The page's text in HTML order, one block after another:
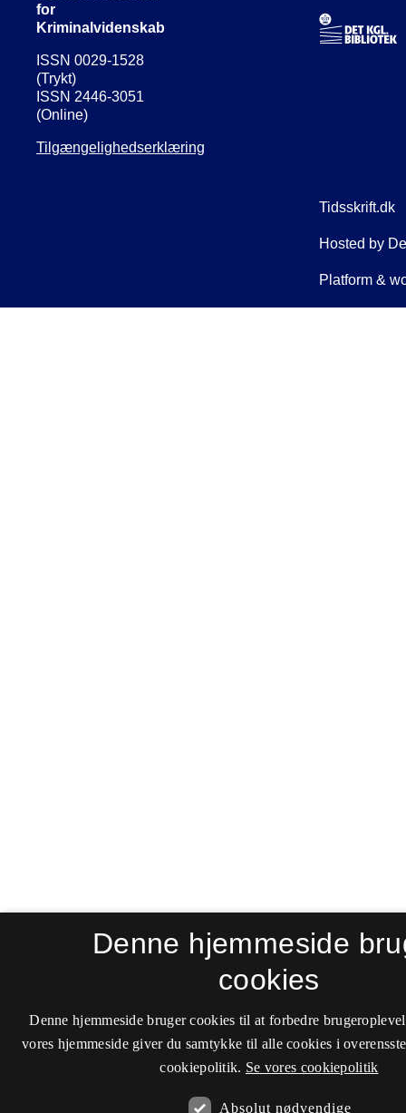
for
Kriminalvidenskab
ISSN 0029-1528
(Trykt)
ISSN 2446-3051
(Online)
Tilgængelighedserklæring
Denne hjemmeside
cookies
Denne hjemmeside bruger cookies til at forbedre
vores hjemmeside giver du samtykke til alle cookies i
cookiepolitik. Se vores cookiepolitik
Absolut nødvendige